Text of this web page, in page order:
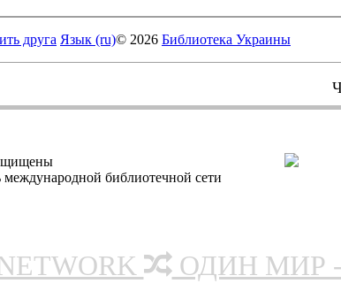
друга Язык (ru)© 2026 Библиотека Украины
библиотечной сети
ОДИН МИР